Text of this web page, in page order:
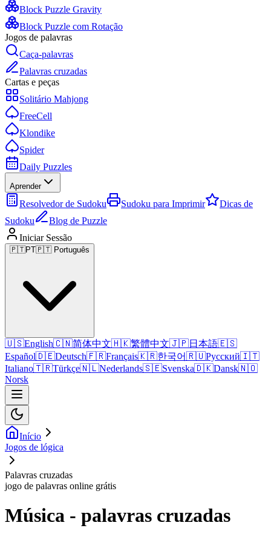
Block Puzzle Gravity
Block Puzzle com Rotação
Jogos de palavras
Caça-palavras
Palavras cruzadas
Cartas e peças
Solitário Mahjong
FreeCell
Klondike
Spider
Daily Puzzles
Aprender
Resolvedor de Sudoku Sudoku para Imprimir
Dicas de
Sudoku
Blog de Puzzle
Iniciar Sessão
🇵🇹PT🇵🇹 Português
🇺🇸English🇨🇳简体中文🇭🇰繁體中文🇯🇵日本語🇪🇸
Español🇩🇪Deutsch🇫🇷Français🇰🇷한국어🇷🇺Русский🇮🇹
Italiano🇹🇷Türkçe🇳🇱Nederlands🇸🇪Svenska🇩🇰Dansk🇳🇴
Norsk
Início
Jogos de lógica
Palavras cruzadas
jogo de palavras online grátis
Música - palavras cruzadas